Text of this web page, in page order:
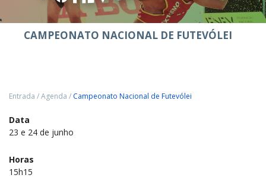
CAMPEONATO NACIONAL DE FUTEVÓLEI
Entrada /Agenda / Campeonato Nacional de Futevólei
Data
23 e 24 de junho
Horas
15h15